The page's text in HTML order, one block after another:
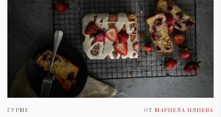
ГУРМЕ ОТ МАРИЕЛА ИЛИЕВА